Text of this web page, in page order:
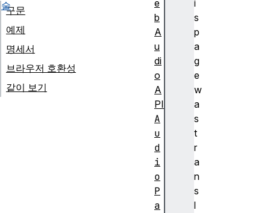
술
i
s
p
a
g
e
w
a
s
t
r
a
n
s
l
구문
예제
명세서
브라우저 호환성
같이 보기
e
b
A
u
di
o
A
PI
A
u
d
i
o
P
a